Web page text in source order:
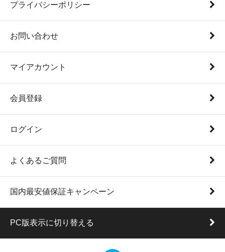
プライバシーポリシー
お問い合わせ
マイアカウント
会員登録
ログイン
よくあるご質問
国内最安値保証キャンペーン
PC版表示に切り替える